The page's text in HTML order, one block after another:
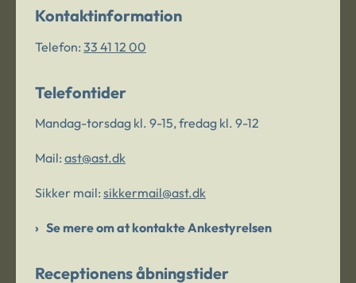
Kontaktinformation
Telefon: 33 41 12 00
Telefontider
Mandag-torsdag kl. 9-15, fredag kl. 9-12
Mail: ast@ast.dk
Sikker mail: sikkermail@ast.dk
Se mere om at kontakte Ankestyrelsen
Receptionens åbningstider